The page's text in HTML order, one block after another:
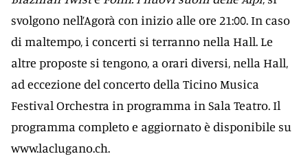
svolgono nell’Agorà con inizio alle ore 21:00. In caso
di maltempo, i concerti si terranno nella Hall. Le
altre proposte si tengono, a orari diversi, nella Hall,
ad eccezione del concerto della Ticino Musica
Festival Orchestra in programma in Sala Teatro. Il
programma completo e aggiornato è disponibile su
www.laclugano.ch.